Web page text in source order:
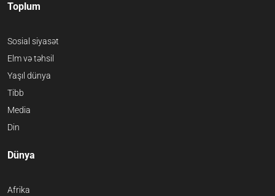
Toplum
Sosial siyasət
Elm və təhsil
Yaşıl dünya
Tibb
Media
Din
Dünya
Afrika